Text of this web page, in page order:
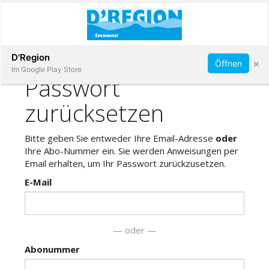
Immobilien
Veranstaltungen
Stellen
Abonnieren
D'Region
Im Google Play Store
Öffnen ×